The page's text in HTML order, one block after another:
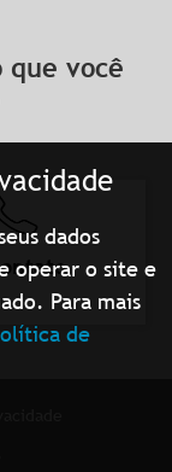
dados
operar o site e
Para mais
de
que você